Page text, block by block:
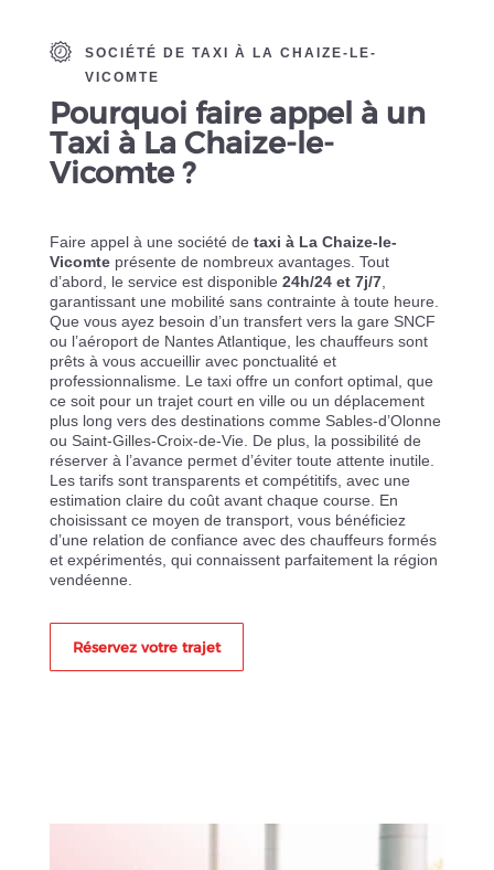
SOCIÉTÉ DE TAXI À LA CHAIZE-LE-
VICOMTE
Pourquoi faire appel à un
Taxi à La Chaize-le-
Vicomte ?
Faire appel à une société de taxi à La Chaize-le-
Vicomteprésente de nombreux avantages. Tout
d’abord, le service est disponible 24h/24 et 7j/7,
garantissant une mobilité sans contrainte à toute heure.
Que vous ayez besoin d’un transfert vers la gare SNCF
ou l’aéroport de Nantes Atlantique, les chauffeurs sont
prêts à vous accueillir avec ponctualité et
professionnalisme. Le taxi offre un confort optimal, que
ce soit pour un trajet court en ville ou un déplacement
plus long vers des destinations comme Sables-d’Olonne
ou Saint-Gilles-Croix-de-Vie. De plus, la possibilité de
réserver à l’avance permet d’éviter toute attente inutile.
Les tarifs sont transparents et compétitifs, avec une
estimation claire du coût avant chaque course. En
choisissant ce moyen de transport, vous bénéficiez
d’une relation de confiance avec des chauffeurs formés
et expérimentés, qui connaissent parfaitement la région
vendéenne.
Réservez votre trajet